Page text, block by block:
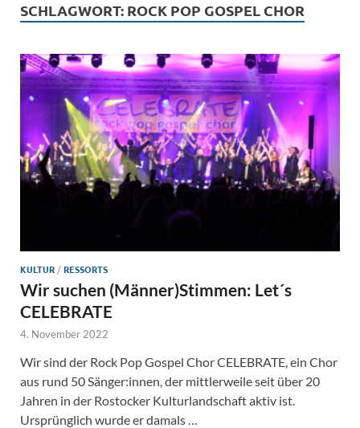
SCHLAGWORT: ROCK POP GOSPEL CHOR
KULTUR /RESSORTS
Wir suchen (Männer)Stimmen: Let´s
CELEBRATE
4. November 2022
Wir sind der Rock Pop Gospel Chor CELEBRATE, ein Chor
aus rund 50 Sänger:innen, der mittlerweile seit über 20
Jahren in der Rostocker Kulturlandschaft aktiv ist.
Ursprünglich wurde er damals …